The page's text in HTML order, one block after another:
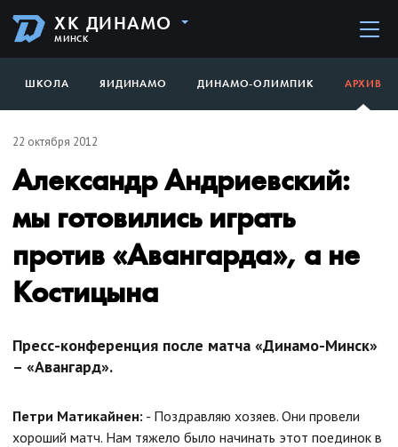
ХК ДИНАМО
МИНСК
ШКОЛА ЯИДИНАМО ДИНАМО-ОЛИМПИК АРХИВ
22 октября 2012
Александр Андриевский:
мы готовились играть
против «Авангарда», а не
Костицына
Пресс-конференция после матча «Динамо-Минск»
– «Авангард».
Петри Матикайнен: - Поздравляю хозяев. Они провели
хороший матч. Нам тяжело было начинать этот поединок в